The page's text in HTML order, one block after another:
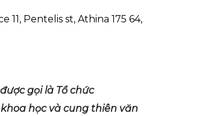
11, Pentelis st, Athina 175 64,
gọi là Tổ chức
học và cung thiên văn